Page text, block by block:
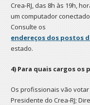
Crea-RJ, das 8h às 19h,
um computador
Consulte os
endereços dos postos
estado.
4) Para quais cargos os
Os profissionais vão
Presidente do Crea-RJ;